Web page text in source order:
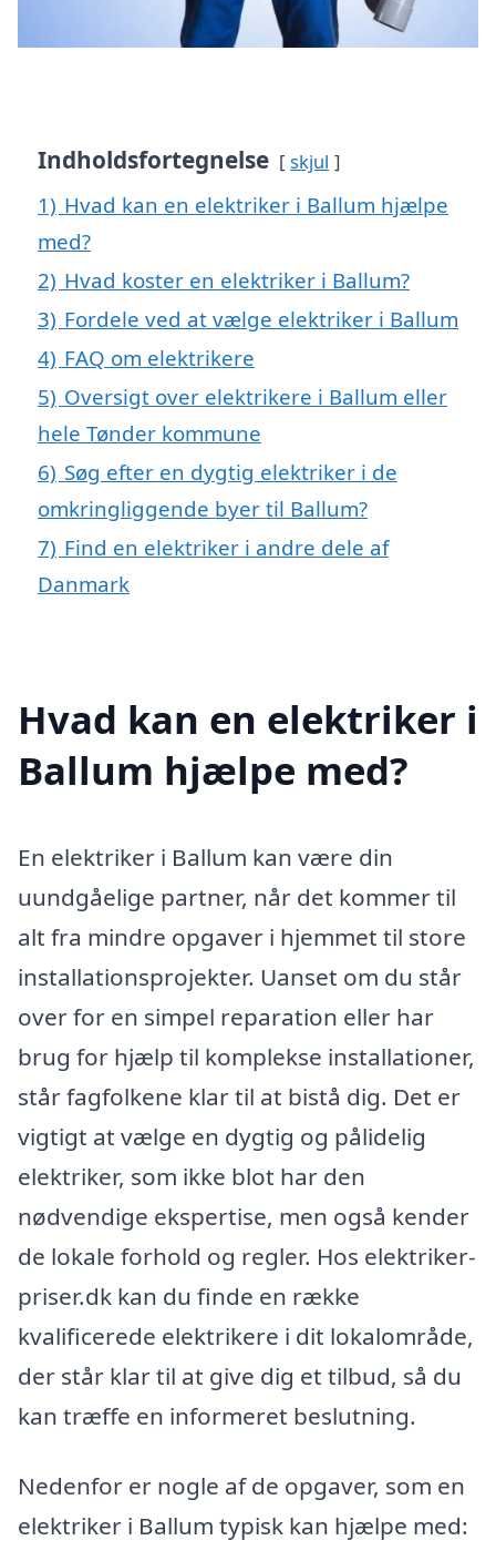
Indholdsfortegnelse skjul
1) Hvad kan en elektriker i Ballum hjælpe
med?
2) Hvad koster en elektriker i Ballum?
3) Fordele ved at vælge elektriker i Ballum
4) FAQ om elektrikere
5) Oversigt over elektrikere i Ballum eller
hele Tønder kommune
6) Søg efter en dygtig elektriker i de
omkringliggende byer til Ballum?
7) Find en elektriker i andre dele af
Danmark
Hvad kan en elektriker i
Ballum hjælpe med?
En elektriker i Ballum kan være din
uundgåelige partner, når det kommer til
alt fra mindre opgaver i hjemmet til store
installationsprojekter. Uanset om du står
over for en simpel reparation eller har
brug for hjælp til komplekse installationer,
står fagfolkene klar til at bistå dig. Det er
vigtigt at vælge en dygtig og pålidelig
elektriker, som ikke blot har den
nødvendige ekspertise, men også kender
de lokale forhold og regler. Hos elektriker-
priser.dk kan du finde en række
kvalificerede elektrikere i dit lokalområde,
der står klar til at give dig et tilbud, så du
kan træffe en informeret beslutning.
Nedenfor er nogle af de opgaver, som en
elektriker i Ballum typisk kan hjælpe med: